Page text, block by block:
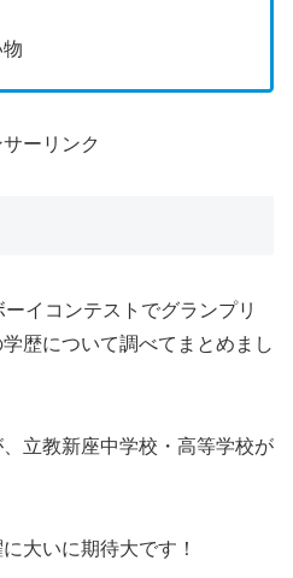
ーリンク
イコンテストでグランプリ
歴について調べてまとめまし
立教新座中学校・高等学校が
大いに期待大です！